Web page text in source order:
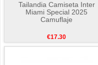
Tailandia Camiseta Inter
Miami Special 2025
Camuflaje
€17.30